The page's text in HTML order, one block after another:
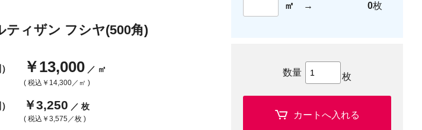
ティザン フシヤ(500角)
￥13,000 ／ ㎡
( 税込 ￥14,300／㎡ )
￥3,250 ／ 枚
( 税込 ￥3,575／枚 )
㎡ → 0枚
数量 枚
カートへ入れる